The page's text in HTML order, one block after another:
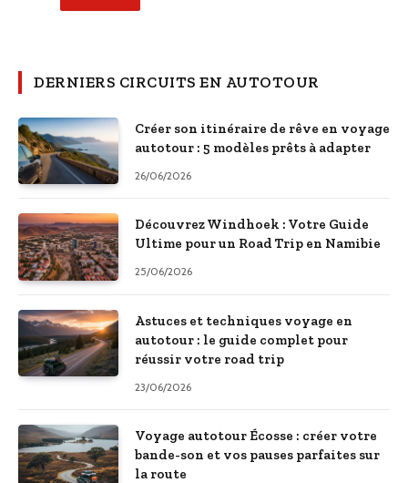
DERNIERS CIRCUITS EN AUTOTOUR
Créer son itinéraire de rêve en voyage
autotour : 5 modèles prêts à adapter
26/06/2026
Découvrez Windhoek : Votre Guide
Ultime pour un Road Trip en Namibie
25/06/2026
Astuces et techniques voyage en
autotour : le guide complet pour
réussir votre road trip
23/06/2026
Voyage autotour Écosse : créer votre
bande-son et vos pauses parfaites sur
la route